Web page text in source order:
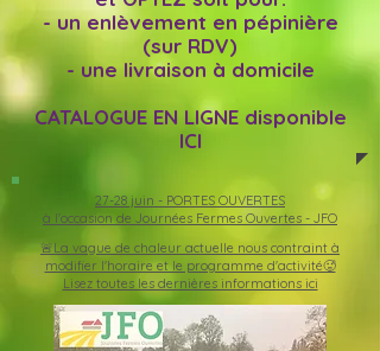
27-28 juin - PORTES OUVERTES
à l'occasion de Journées Fermes Ouvertes - JFO
🚨La vague de chaleur actuelle nous contraint à
modifier l'horaire et le programme d'activité🥵
Lisez toutes les dernières informations ici
- un enlèvement en pépinière
(sur RDV)
- une livraison à domicile
CATALOGUE EN LIGNE disponible
ICI